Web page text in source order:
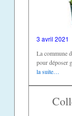
3 avril 2021
La commune
pour déposer
la suite…